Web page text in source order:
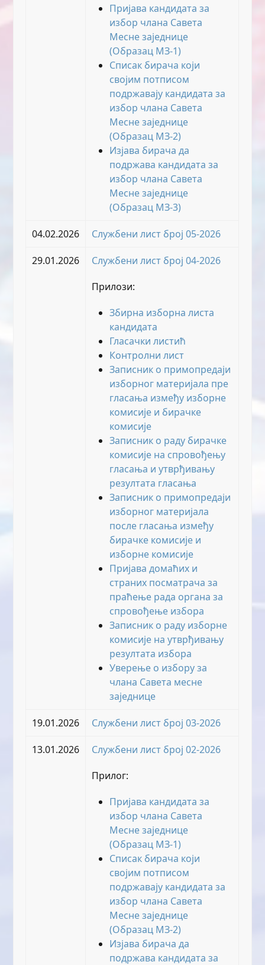
Пријава кандидата за
избор члана Савета
Месне заједнице
(Образац МЗ-1)
Списак бирача који
својим потписом
подржавају кандидата за
избор члана Савета
Месне заједнице
(Образац МЗ-2)
Изјава бирача да
подржава кандидата за
избор члана Савета
Месне заједнице
(Образац МЗ-3)
04.02.2026 Службени лист број 05-2026
29.01.2026
Службени лист број 04-2026
Прилози:
Збирна изборна листа
кандидата
Гласачки листић
Контролни лист
Записник о примопредаји
изборног материјала пре
гласања између изборне
комисије и бирачке
комисије
Записник о раду бирачке
комисије на спровођењу
гласања и утврђивању
резултата гласања
Записник о примопредаји
изборног материјала
после гласања између
бирачке комисије и
изборне комисије
Пријава домаћих и
страних посматрача за
праћење рада органа за
спровођење избора
Записник о раду изборне
комисије на утврђивању
резултата избора
Уверење о избору за
члана Савета месне
заједнице
19.01.2026 Службени лист број 03-2026
13.01.2026
Службени лист број 02-2026
Прилог:
Пријава кандидата за
избор члана Савета
Месне заједнице
(Образац МЗ-1)
Списак бирача који
својим потписом
подржавају кандидата за
избор члана Савета
Месне заједнице
(Образац МЗ-2)
Изјава бирача да
подржава кандидата за